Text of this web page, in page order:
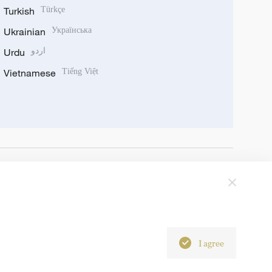
Turkish Türkçe
Ukrainian Українська
Urdu اردو
Vietnamese Tiếng Việt
I agree